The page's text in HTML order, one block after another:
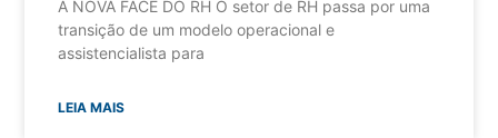
A NOVA FACE DO RH O setor de RH passa por uma
transição de um modelo operacional e
assistencialista para
LEIA MAIS